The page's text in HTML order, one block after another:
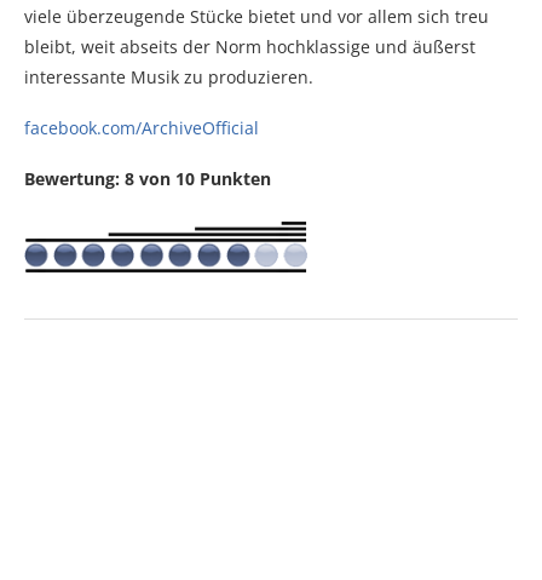
viele überzeugende Stücke bietet und vor allem sich treu
bleibt, weit abseits der Norm hochklassige und äußerst
interessante Musik zu produzieren.
facebook.com/ArchiveOfficial
Bewertung: 8 von 10 Punkten